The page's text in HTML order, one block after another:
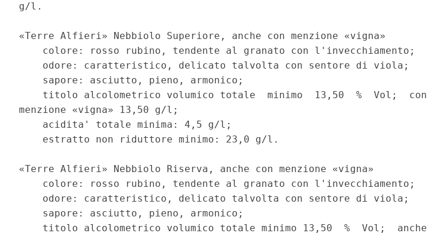
g/l.
«Terre Alfieri» Nebbiolo Superiore, anche con menzione «vigna»
    colore: rosso rubino, tendente al granato con l'invecchiamento;
    odore: caratteristico, delicato talvolta con sentore di viola;
    sapore: asciutto, pieno, armonico;
    titolo alcolometrico volumico totale  minimo  13,50  %  Vol;  con
menzione «vigna» 13,50 g/l;
    acidita' totale minima: 4,5 g/l;
    estratto non riduttore minimo: 23,0 g/l.
«Terre Alfieri» Nebbiolo Riserva, anche con menzione «vigna»
    colore: rosso rubino, tendente al granato con l'invecchiamento;
    odore: caratteristico, delicato talvolta con sentore di viola;
    sapore: asciutto, pieno, armonico;
    titolo alcolometrico volumico totale minimo 13,50  %  Vol;  anche